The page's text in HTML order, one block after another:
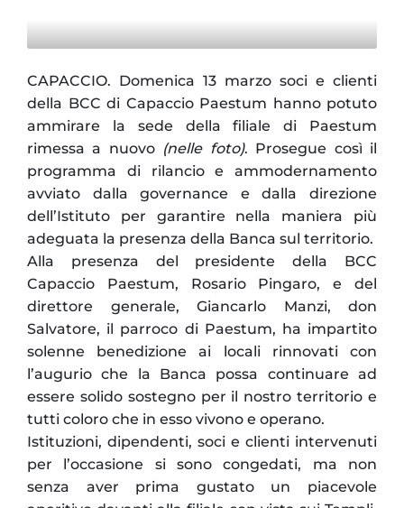
CAPACCIO. Domenica 13 marzo soci e clienti
della BCC di Capaccio Paestum hanno potuto
ammirare la sede della filiale di Paestum
rimessa a nuovo (nelle foto). Prosegue così il
programma di rilancio e ammodernamento
avviato dalla governance e dalla direzione
dell’Istituto per garantire nella maniera più
adeguata la presenza della Banca sul territorio.
Alla presenza del presidente della BCC
Capaccio Paestum, Rosario Pingaro, e del
direttore generale, Giancarlo Manzi, don
Salvatore, il parroco di Paestum, ha impartito
solenne benedizione ai locali rinnovati con
l’augurio che la Banca possa continuare ad
essere solido sostegno per il nostro territorio e
tutti coloro che in esso vivono e operano.
Istituzioni, dipendenti, soci e clienti intervenuti
per l’occasione si sono congedati, ma non
senza aver prima gustato un piacevole